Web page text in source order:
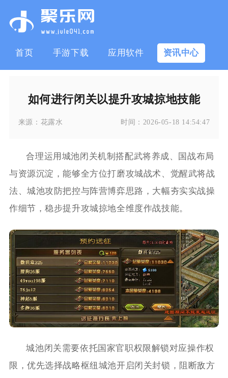
首页 手游下载 应用软件 资讯中心
如何进行闭关以提升攻城掠地技能
来源： 花露水 时间： 2026-05-18 14:54:47
合理运用城池闭关机制搭配武将养成、国战布局
与资源沉淀，能够全方位打磨攻城战术、觉醒武将战
法、城池攻防把控与阵营博弈思路，大幅夯实实战操
作细节，稳步提升攻城掠地全维度作战技能。
城池闭关需要依托国家官职权限解锁对应操作权
限，优先选择战略枢纽城池开启闭关封锁，阻断敌方